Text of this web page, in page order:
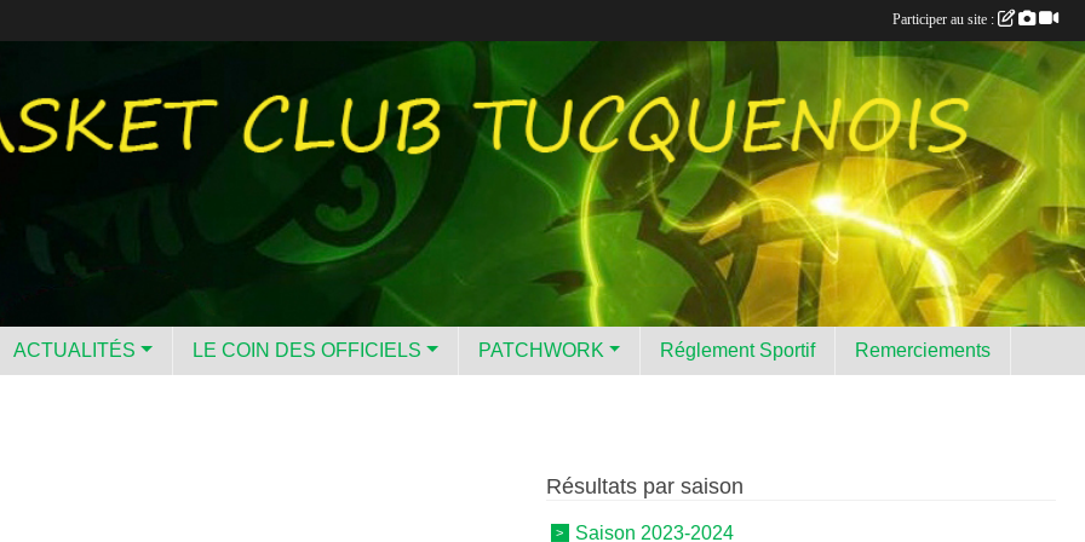
ACTUALITÉS LE COIN DES OFFICIELS PATCHWORK Réglement Sportif Remerciements
Résultats par saison
Saison 2023-2024
Participer au site :